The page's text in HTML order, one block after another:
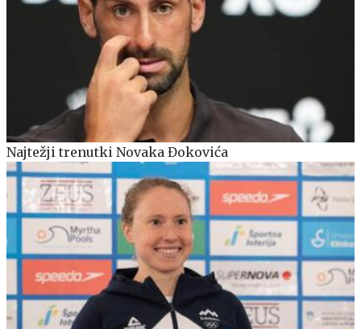
Najtežji trenutki Novaka Đokovića